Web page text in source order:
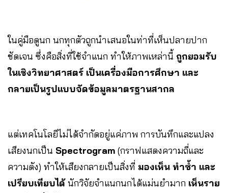
ในคู่มือดูนก นกทุกตัวถูกนำเสนอในท่าที่เห็นปลายปาก
ชัดเจน ซึ่งคือสิ่งที่ใช้จำแนก ทำให้ภาพเหล่านี้ ถูกยอมรับ
ในเชิงวิทยาศาสตร์ เป็นเครื่องมือการศึกษา และ
กลายเป็นรูปแบบจัดข้อมูลมาตรฐานสากล
แต่เทคโนโลยีไม่ได้จำกัดอยู่แค่ภาพ การบันทึกและแปลง
เสียงนกเป็น Spectrogram (กราฟแสดงความถี่และ
ความดัง) ทำให้เสียงกลายเป็นสิ่งที่ มองเห็น ทำซ้ำ และ
เปรียบเทียบได้นักวิจัยจำแนกนกได้แม่นยำมาก เห็นราย